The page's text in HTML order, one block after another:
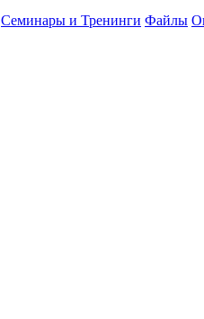
Семинары и Тренинги Файлы